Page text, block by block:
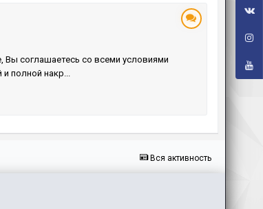
соглашаетесь со всеми условиями
полной накр...
Вся активность